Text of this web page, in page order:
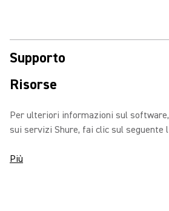
Supporto
Risorse
Per ulteriori informazioni sul
sui servizi Shure, fai clic sul seguente
Più